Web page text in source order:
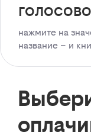
нажмите на
название – и